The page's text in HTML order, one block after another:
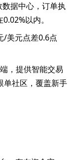
据中心，订单执
以内。
/美元点差0.6点
，提供智能交易
单社区，覆盖新手